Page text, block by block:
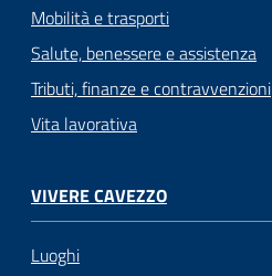
Mobilità e trasporti
Salute, benessere e assistenza
Tributi, finanze e contravvenzioni
Vita lavorativa
VIVERE CAVEZZO
Luoghi